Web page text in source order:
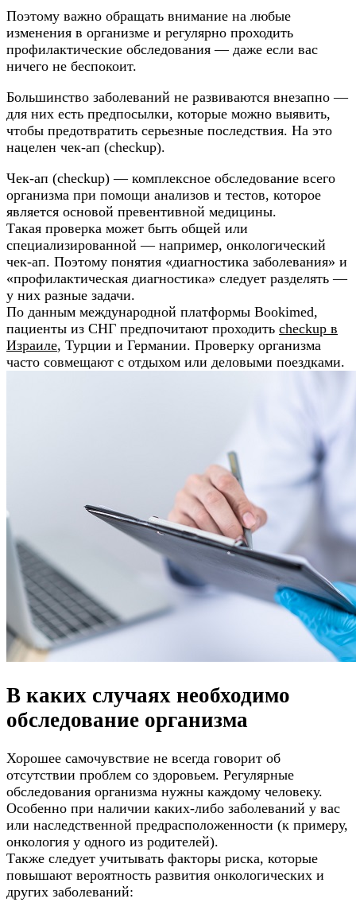
Поэтому важно обращать внимание на любые
изменения в организме и регулярно проходить
профилактические обследования — даже если вас
ничего не беспокоит.
Большинство заболеваний не развиваются внезапно —
для них есть предпосылки, которые можно выявить,
чтобы предотвратить серьезные последствия. На это
нацелен чек-ап (checkup).
Чек-ап (checkup) — комплексное обследование всего
организма при помощи анализов и тестов, которое
является основой превентивной медицины.
Такая проверка может быть общей или
специализированной — например, онкологический
чек-ап. Поэтому понятия «диагностика заболевания» и
«профилактическая диагностика» следует разделять —
у них разные задачи.
По данным международной платформы Bookimed,
пациенты из СНГ предпочитают проходить checkup в
Израиле, Турции и Германии. Проверку организма
часто совмещают с отдыхом или деловыми поездками.
В каких случаях необходимо
обследование организма
Хорошее самочувствие не всегда говорит об
отсутствии проблем со здоровьем. Регулярные
обследования организма нужны каждому человеку.
Особенно при наличии каких-либо заболеваний у вас
или наследственной предрасположенности (к примеру,
онкология у одного из родителей).
Также следует учитывать факторы риска, которые
повышают вероятность развития онкологических и
других заболеваний: